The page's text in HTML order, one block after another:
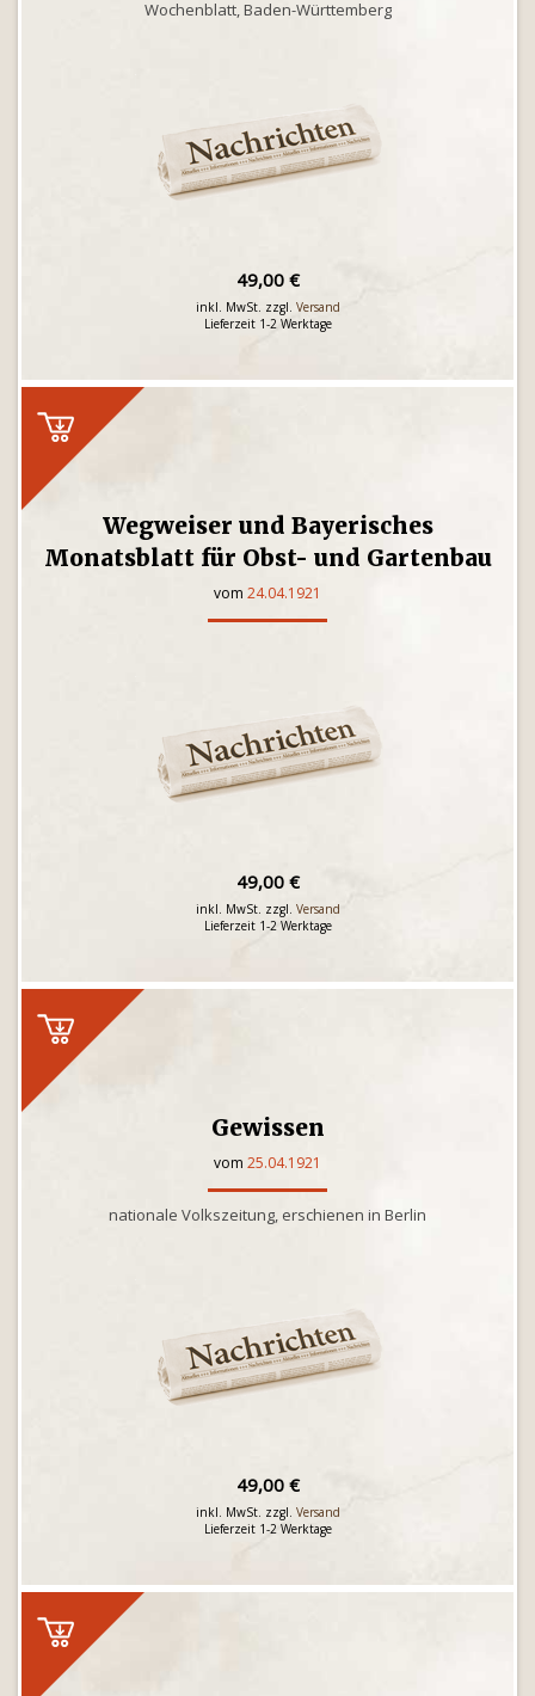
Wochenblatt, Baden-Württemberg
49,00 €
inkl. MwSt. zzgl. Versand
Lieferzeit 1-2 Werktage
Wegweiser und Bayerisches
Monatsblatt für Obst- und Gartenbau
vom 24.04.1921
49,00 €
inkl. MwSt. zzgl. Versand
Lieferzeit 1-2 Werktage
Gewissen
vom 25.04.1921
nationale Volkszeitung, erschienen in Berlin
49,00 €
inkl. MwSt. zzgl. Versand
Lieferzeit 1-2 Werktage